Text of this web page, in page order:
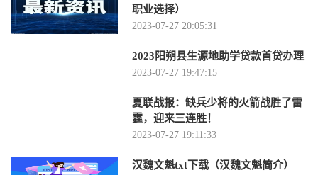
职业选择）
2023-07-27 20:05:31
2023阳朔县生源地助学贷款首贷办理
2023-07-27 19:47:15
夏联战报：缺兵少将的火箭战胜了雷
霆，迎来三连胜！
2023-07-27 19:11:33
汉魏文魁txt下载（汉魏文魁简介）